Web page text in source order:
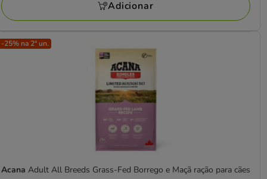
166.38€ Adicionar
-25% na 2ª un.
Acana Adult All Breeds Grass-Fed Borrego e Maçã ração para cães